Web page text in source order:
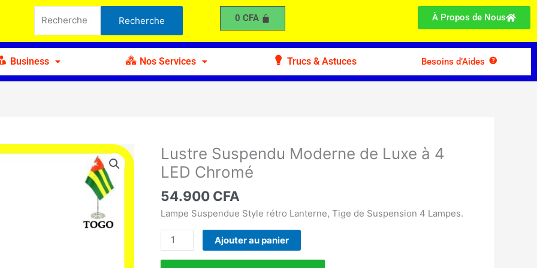
pour :
Recherche 0 CFA À Propos de Nous
Business Nos Services Trucs & Astuces Besoins d’Aides
Lustre Suspendu Moderne de Luxe à 4
LED Chromé
54.900 CFA
Lampe Suspendue Style rétro Lanterne, Tige de Suspension 4 Lampes.
quantité
de
Lustre
Suspendu
Moderne
Luxe
à
Ajouter au panier
Suspendu
Luxe
à
4